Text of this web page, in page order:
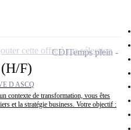
F)
D ASCQ
contexte de transformation, vous êtes
et la stratégie business. Votre objectif :
CDITemps plein
cette offre à ma sélection